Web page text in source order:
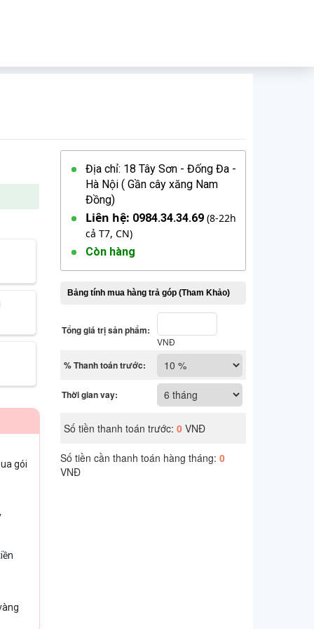
gói
Địa chỉ: 18 Tây Sơn - Đống Đa -
Hà Nội ( Gần cây xăng Nam
Đồng)
Liên hệ: 0984.34.34.69(8-22h
cả T7, CN)
Còn hàng